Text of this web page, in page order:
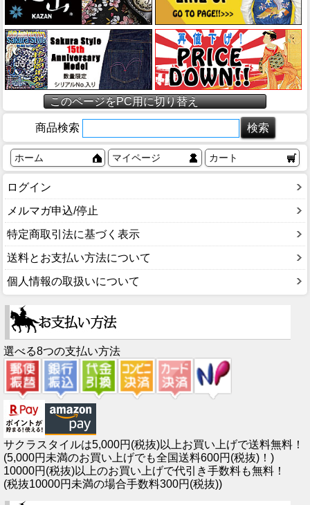
このページをPC用に切り替え
商品検索
ホーム マイページ カート
ログイン
メルマガ申込/停止
特定商取引法に基づく表示
送料とお支払い方法について
個人情報の取扱いについて
選べる8つの支払い方法
サクラスタイルは5,000円(税抜)以上お買い上げで送料無料！
(5,000円未満のお買い上げでも全国送料600円(税抜)！)
10000円(税抜)以上のお買い上げで代引き手数料も無料！
(税抜10000円未満の場合手数料300円(税抜))